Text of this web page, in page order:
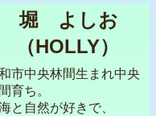
堀 よしお
（HOLLY）
市中央林間生まれ中央
育ち。
海と自然が好きで、